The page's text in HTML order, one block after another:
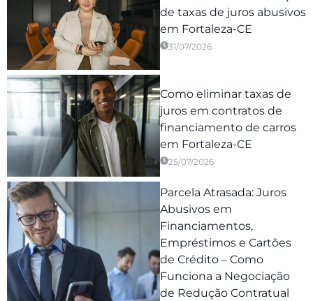
de taxas de juros abusivos
em Fortaleza-CE
31/07/2026
Como eliminar taxas de
juros em contratos de
financiamento de carros
em Fortaleza-CE
25/07/2026
Parcela Atrasada: Juros
Abusivos em
Financiamentos,
Empréstimos e Cartões
de Crédito – Como
Funciona a Negociação
de Redução Contratual